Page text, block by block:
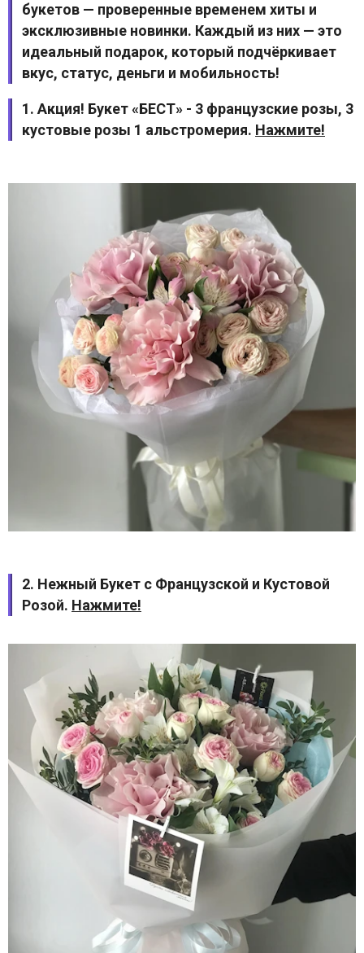
букетов — проверенные временем хиты и
эксклюзивные новинки. Каждый из них — это
идеальный подарок, который подчёркивает
вкус, статус, деньги и мобильность!
1. Акция! Букет «БЕСТ» - 3 французские розы, 3
кустовые розы 1 альстромерия. Нажмите!
2. Нежный Букет с Французской и Кустовой
Розой. Нажмите!